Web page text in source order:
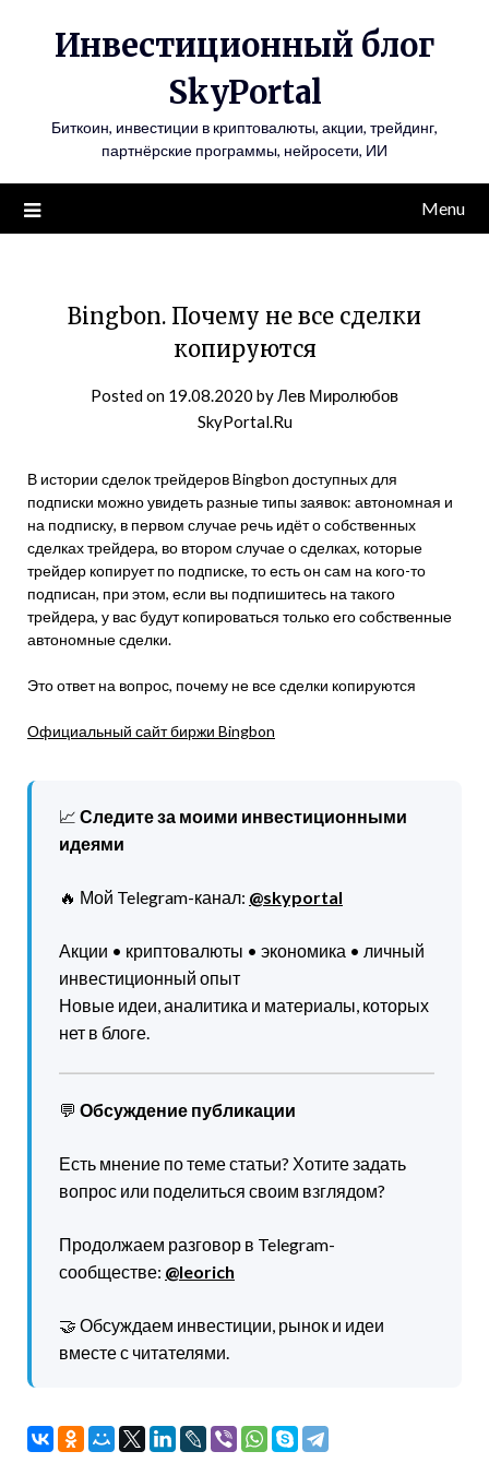
Инвестиционный блог
SkyPortal
Биткоин, инвестиции в криптовалюты, акции, трейдинг,
партнёрские программы, нейросети, ИИ
Menu
Bingbon. Почему не все сделки
копируются
Posted on 19.08.2020 byЛев Миролюбов
SkyPortal.Ru
В истории сделок трейдеров Bingbon доступных для
подписки можно увидеть разные типы заявок: автономная и
на подписку, в первом случае речь идёт о собственных
сделках трейдера, во втором случае о сделках, которые
трейдер копирует по подписке, то есть он сам на кого-то
подписан, при этом, если вы подпишитесь на такого
трейдера, у вас будут копироваться только его собственные
автономные сделки.
Это ответ на вопрос, почему не все сделки копируются
Официальный сайт биржи Bingbon
📈 Следите за моими инвестиционными
идеями
🔥 Мой Telegram-канал: @skyportal
Акции • криптовалюты • экономика • личный
инвестиционный опыт
Новые идеи, аналитика и материалы, которых
нет в блоге.
💬 Обсуждение публикации
Есть мнение по теме статьи? Хотите задать
вопрос или поделиться своим взглядом?
Продолжаем разговор в Telegram-
сообществе: @leorich
🤝 Обсуждаем инвестиции, рынок и идеи
вместе с читателями.